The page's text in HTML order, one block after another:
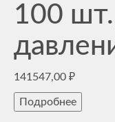
100
141547,00 ₽
Подробнее